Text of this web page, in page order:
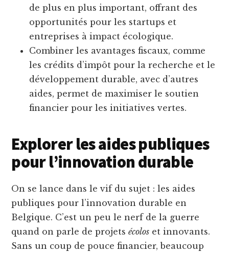
de plus en plus important, offrant des
opportunités pour les startups et
entreprises à impact écologique.
Combiner les avantages fiscaux, comme
les crédits d’impôt pour la recherche et le
développement durable, avec d’autres
aides, permet de maximiser le soutien
financier pour les initiatives vertes.
Explorer les aides publiques
pour l’innovation durable
On se lance dans le vif du sujet : les aides
publiques pour l’innovation durable en
Belgique. C’est un peu le nerf de la guerre
quand on parle de projetsécolos et innovants.
Sans un coup de pouce financier, beaucoup